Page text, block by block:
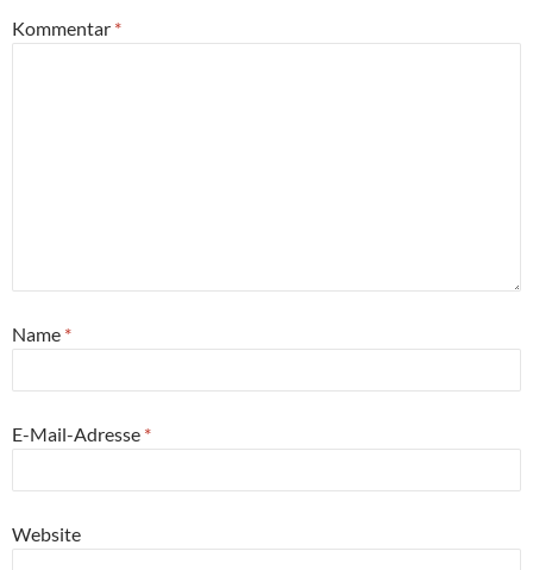
Kommentar *
Name *
E-Mail-Adresse *
Website